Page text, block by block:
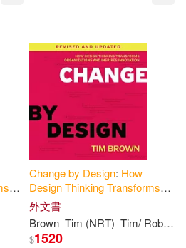
Changeby Design: How
DesignThinkingTransforms
Organizations
Innovation
外文書
Brown Tim (NRT) Tim/ Roberts
$1520